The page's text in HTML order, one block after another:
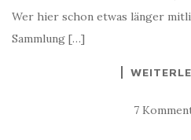
Wer hier schon etwas länger
Sammlung […]
7